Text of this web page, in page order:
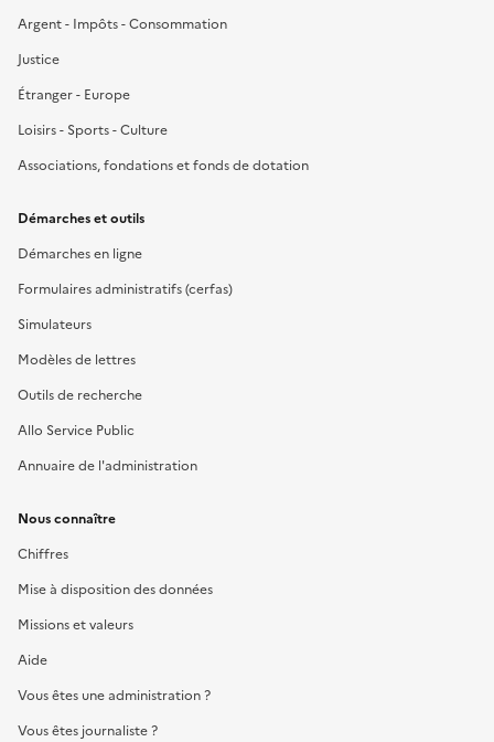
Argent - Impôts - Consommation
Justice
Étranger - Europe
Loisirs - Sports - Culture
Associations, fondations et fonds de dotation
Démarches et outils
Démarches en ligne
Formulaires administratifs (cerfas)
Simulateurs
Modèles de lettres
Outils de recherche
Allo Service Public
Annuaire de l'administration
Nous connaître
Chiffres
Mise à disposition des données
Missions et valeurs
Aide
Vous êtes une administration ?
Vous êtes journaliste ?